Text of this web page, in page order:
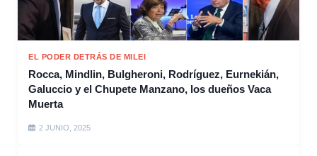
EL PODER DETRÁS DE MILEI
Rocca, Mindlin, Bulgheroni, Rodríguez, Eurnekián,
Galuccio y el Chupete Manzano, los dueños Vaca
Muerta
2 JUNIO, 2025